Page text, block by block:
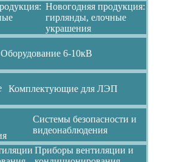
Новогодняя продукция:
гирлянды, елочные
украшения
Оборудование 6-10кВ
Комплектующие для ЛЭП
Системы безопасности и
видеонаблюдения
Приборы вентиляции и